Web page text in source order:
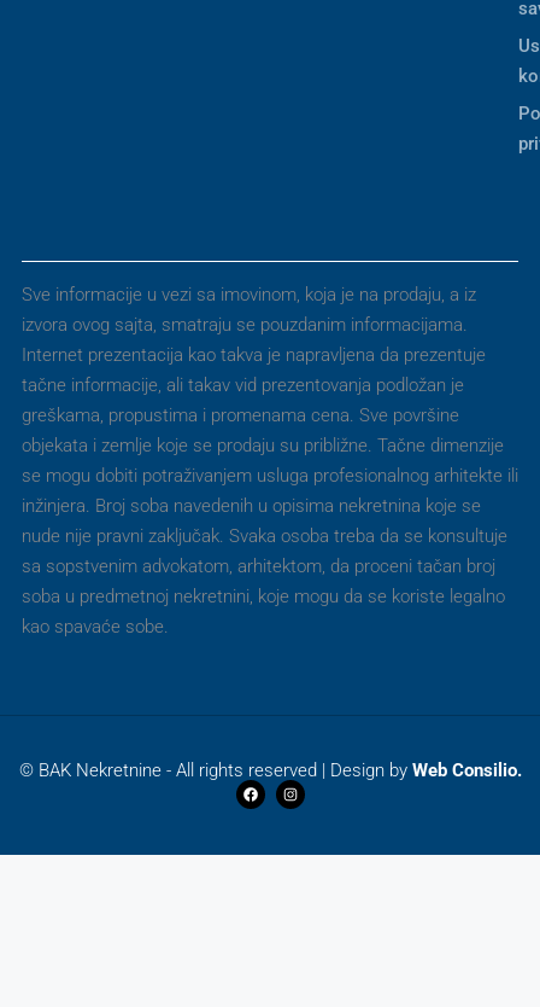
Sve informacije u vezi sa imovinom, koja je na prodaju, a iz
izvora ovog sajta, smatraju se pouzdanim informacijama.
Internet prezentacija kao takva je napravljena da prezentuje
tačne informacije, ali takav vid prezentovanja podložan je
greškama, propustima i promenama cena. Sve površine
objekata i zemlje koje se prodaju su približne. Tačne dimenzije
se mogu dobiti potraživanjem usluga profesionalnog arhitekte ili
inžinjera. Broj soba navedenih u opisima nekretnina koje se
nude nije pravni zaključak. Svaka osoba treba da se konsultuje
sa sopstvenim advokatom, arhitektom, da proceni tačan broj
soba u predmetnoj nekretnini, koje mogu da se koriste legalno
kao spavaće sobe.
© BAK Nekretnine - All rights reserved | Design by Web Consilio.